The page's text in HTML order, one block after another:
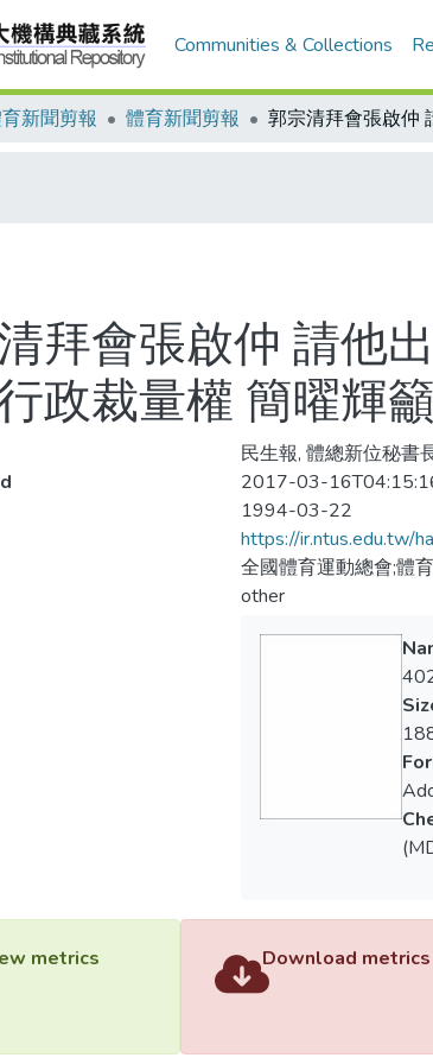
Communities & Collections
新聞剪報 體育新聞剪報
拜會張啟仲 請他
政裁量權 簡曜輝
民生報, 體總新位秘書
2017-03-
1994-03-22
https://ir.ntus.edu.tw/
全國體育運動總會;體
other
metrics Download metrics